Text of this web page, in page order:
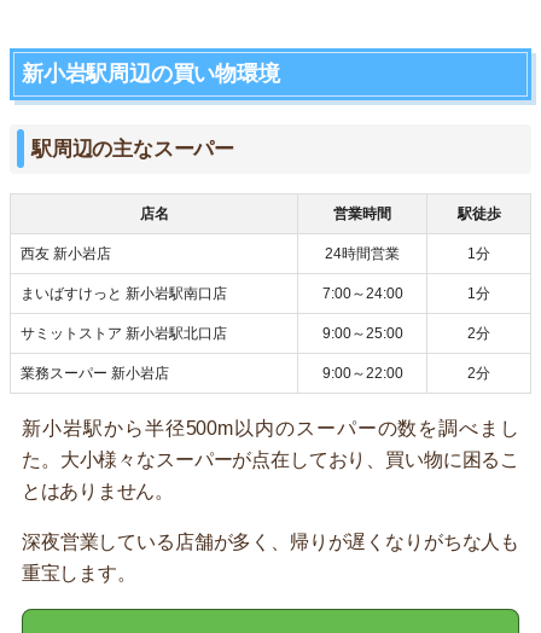
新小岩駅周辺の買い物環境
駅周辺の主なスーパー
店名 営業時間 駅徒歩
西友 新小岩店 24時間営業 1分
まいばすけっと 新小岩駅南口店 7:00～24:00 1分
サミットストア 新小岩駅北口店 9:00～25:00 2分
業務スーパー 新小岩店 9:00～22:00 2分
新小岩駅から半径500m以内のスーパーの数を調べまし
た。大小様々なスーパーが点在しており、買い物に困るこ
とはありません。
深夜営業している店舗が多く、帰りが遅くなりがちな人も
重宝します。